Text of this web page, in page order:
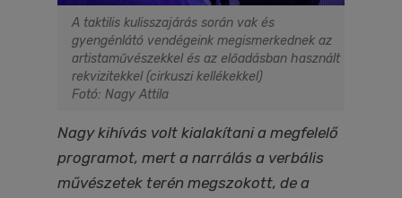
A taktilis kulisszajárás során vak és
gyengénlátó vendégeink megismerkednek az
artistaművészekkel és az előadásban használt
rekvizitekkel (cirkuszi kellékekkel)
Fotó: Nagy Attila
Nagy kihívás volt kialakítani a megfelelő
programot, mert a narrálás a verbális
művészetek terén megszokott, de a